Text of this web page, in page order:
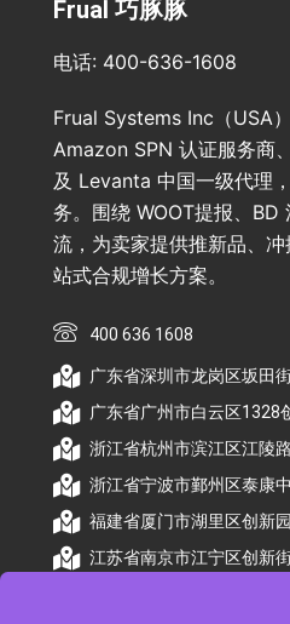
Frual 巧豚豚
电话: 400-636-1608
Frual Systems Inc（USA
Amazon SPN 认证服务商
及 Levanta 中国一级代理
务。围绕 WOOT提报、BD
流，为卖家提供推新品、
站式合规增长方案。
400 636 1608
广东省深圳市龙岗区坂田
广东省广州市白云区1328
浙江省杭州市滨江区江陵
浙江省宁波市鄞州区泰康
福建省厦门市湖里区创新
江苏省南京市江宁区创新